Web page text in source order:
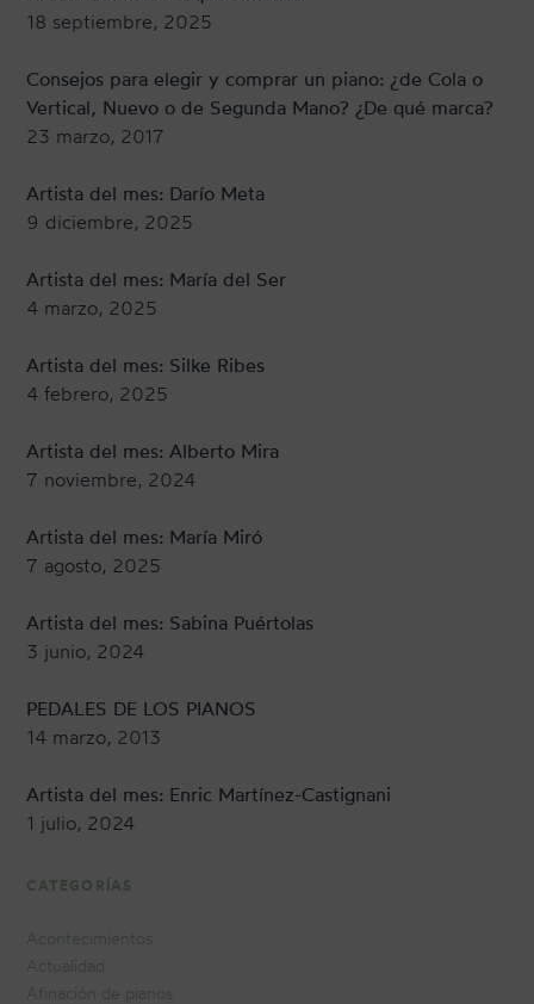
18 septiembre, 2025
Consejos para elegir y comprar un piano: ¿de Cola o
Vertical, Nuevo o de Segunda Mano? ¿De qué marca?
23 marzo, 2017
Artista del mes: Darío Meta
9 diciembre, 2025
Artista del mes: María del Ser
4 marzo, 2025
Artista del mes: Silke Ribes
4 febrero, 2025
Artista del mes: Alberto Mira
7 noviembre, 2024
Artista del mes: María Miró
7 agosto, 2025
Artista del mes: Sabina Puértolas
3 junio, 2024
PEDALES DE LOS PIANOS
14 marzo, 2013
Artista del mes: Enric Martínez-Castignani
1 julio, 2024
CATEGORÍAS
Acontecimientos
Actualidad
Afinación de pianos